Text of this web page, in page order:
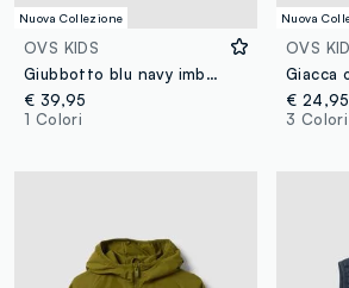
Nuova Collezione
OVS KIDS
Giubbotto blu navy imbottito con cappuccio e zip per bambino
€ 39,95
1 Colori
Nuova
OVS
€ 24,95
3 Colori